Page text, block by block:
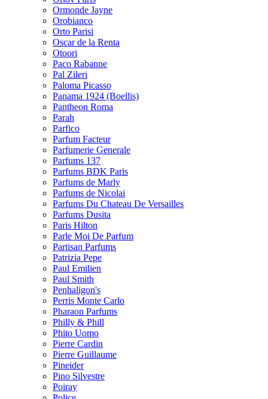
Ormonde Jayne
Orobianco
Orto Parisi
Oscar de la Renta
Otoori
Paco Rabanne
Pal Zileri
Paloma Picasso
Panama 1924 (Boellis)
Pantheon Roma
Parah
Parfico
Parfum Facteur
Parfumerie Generale
Parfums 137
Parfums BDK Paris
Parfums de Marly
Parfums de Nicolai
Parfums Du Chateau De Versailles
Parfums Dusita
Paris Hilton
Parle Moi De Parfum
Partisan Parfums
Patrizia Pepe
Paul Emilien
Paul Smith
Penhaligon's
Perris Monte Carlo
Pharaon Parfums
Philly & Phill
Phito Uomo
Pierre Cardin
Pierre Guillaume
Pineider
Pino Silvestre
Poiray